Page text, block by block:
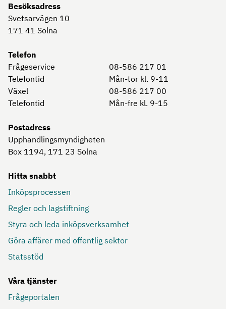
Besöksadress
Svetsarvägen 10
171 41 Solna
Telefon
Frågeservice
08-586 217 01
Telefontid
Mån-tor kl. 9-11
Växel
08-586 217 00
Telefontid
Mån-fre kl. 9-15
Postadress
Upphandlingsmyndigheten
Box 1194, 171 23 Solna
Hitta snabbt
Inköpsprocessen
Regler och lagstiftning
Styra och leda inköpsverksamhet
Göra affärer med offentlig sektor
Statsstöd
Våra tjänster
Frågeportalen